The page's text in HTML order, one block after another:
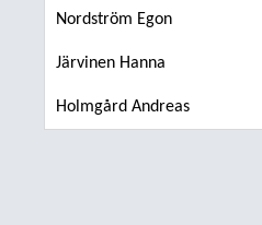
Nordström Egon
Järvinen Hanna
Holmgård Andreas